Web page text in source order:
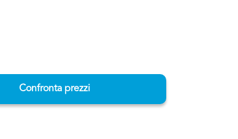
Confronta prezzi